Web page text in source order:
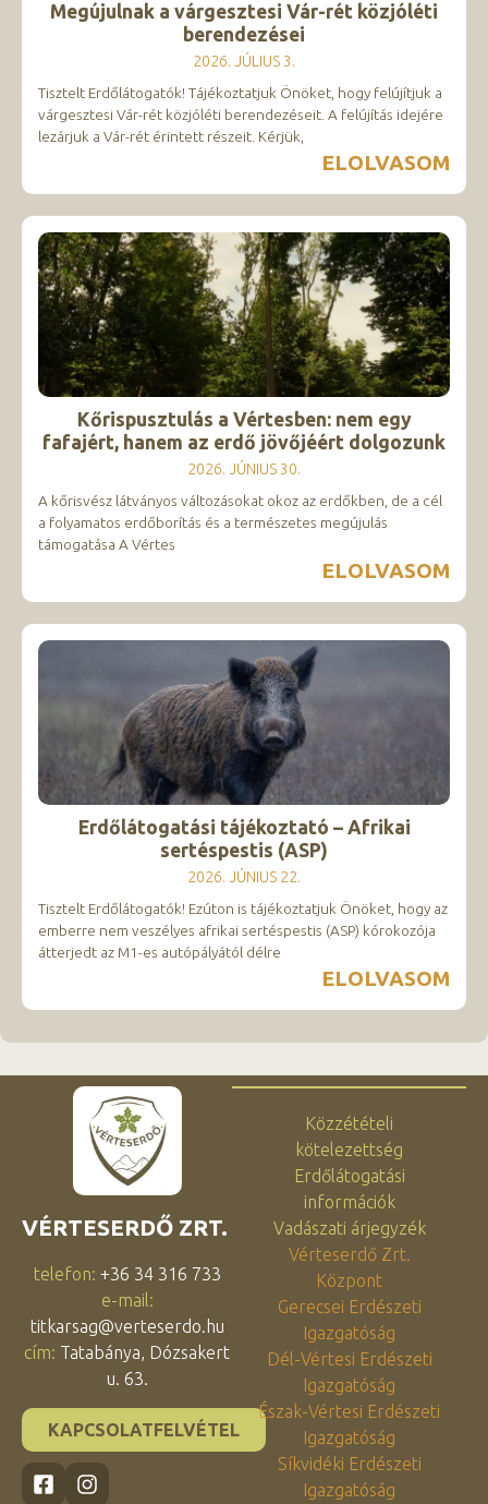
Megújulnak a várgesztesi Vár-rét közjóléti
berendezései
2026. JÚLIUS 3.
Tisztelt Erdőlátogatók! Tájékoztatjuk Önöket, hogy felújítjuk a
várgesztesi Vár-rét közjóléti berendezéseit. A felújítás idejére
lezárjuk a Vár-rét érintett részeit. Kérjük,
ELOLVASOM
Kőrispusztulás a Vértesben: nem egy
fafajért, hanem az erdő jövőjéért dolgozunk
2026. JÚNIUS 30.
A kőrisvész látványos változásokat okoz az erdőkben, de a cél
a folyamatos erdőborítás és a természetes megújulás
támogatása A Vértes
ELOLVASOM
Erdőlátogatási tájékoztató – Afrikai
sertéspestis (ASP)
2026. JÚNIUS 22.
Tisztelt Erdőlátogatók! Ezúton is tájékoztatjuk Önöket, hogy az
emberre nem veszélyes afrikai sertéspestis (ASP) kórokozója
átterjedt az M1-es autópályától délre
ELOLVASOM
VÉRTESERDŐ ZRT.
telefon: +36 34 316 733
e-mail:
titkarsag@verteserdo.hu
cím: Tatabánya, Dózsakert
u. 63.
KAPCSOLATFELVÉTEL
Közzétételi
kötelezettség
Erdőlátogatási
információk
Vadászati árjegyzék
Vérteserdő Zrt.
Központ
Gerecsei Erdészeti
Igazgatóság
Dél-Vértesi Erdészeti
Igazgatóság
Észak-Vértesi Erdészeti
Igazgatóság
Síkvidéki Erdészeti
Igazgatóság